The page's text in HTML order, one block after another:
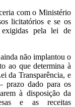
com o Ministério
licitatórios e se os
exigidas pela lei de
não implantou o
ao que determina à
da Transparência, e
prazo dado para os
à disposição da
e as receitas